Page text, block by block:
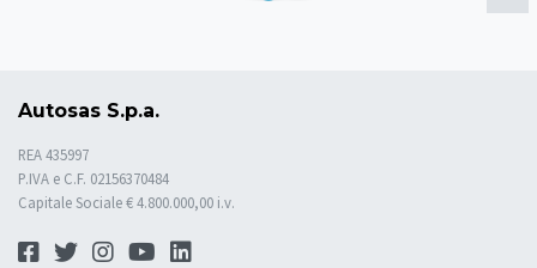
Autosas S.p.a.
REA 435997
P.IVA e C.F. 02156370484
Capitale Sociale € 4.800.000,00 i.v.